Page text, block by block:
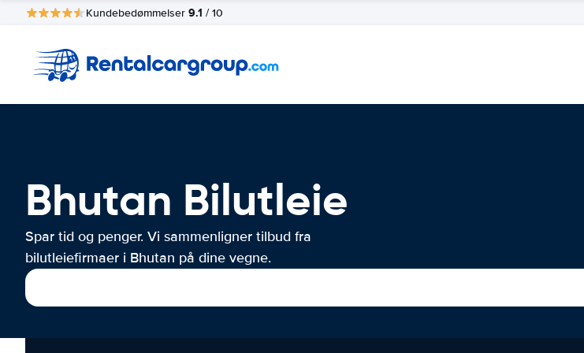
Kundebedømmelser 9.1 / 10
Bhutan Bilutleie
Spar tid og penger. Vi sammenligner tilbud fra
bilutleiefirmaer i Bhutan på dine vegne.